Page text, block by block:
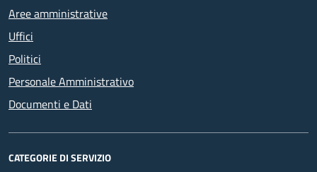
Aree amministrative
Uffici
Politici
Personale Amministrativo
Documenti e Dati
CATEGORIE DI SERVIZIO